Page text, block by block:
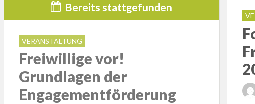
Bereits stattgefunden
VERANSTALTUNG
Freiwillige vor!
Grundlagen der
Engagementförderung